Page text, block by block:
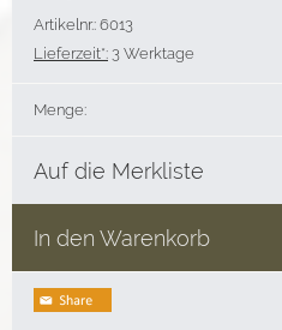
Artikelnr.: 6013
Lieferzeit*: 3 Werktage
Menge:
Auf die Merkliste
In den Warenkorb